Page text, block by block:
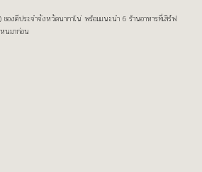
ของดีประจำจังหวัดนากาโน่ พร้อมแนะนำ 6 ร้านอาหารที่เสิร์ฟ
นมาก่อน